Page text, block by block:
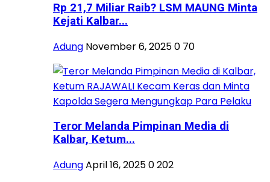
Rp 21,7 Miliar Raib? LSM MAUNG Minta
Kejati Kalbar...
Adung November 6, 20250 70
Teror Melanda Pimpinan Media di
Kalbar, Ketum...
AdungApril 16, 20250202